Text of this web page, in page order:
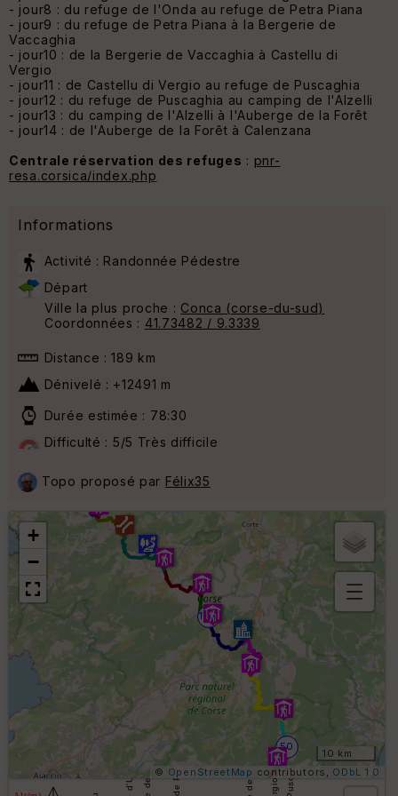
- jour8 : du refuge de l'Onda au refuge de Petra Piana
- jour9 : du refuge de Petra Piana à la Bergerie de
Vaccaghia
- jour10 : de la Bergerie de Vaccaghia à Castellu di
Vergio
- jour11 : de Castellu di Vergio au refuge de Puscaghia
- jour12 : du refuge de Puscaghia au camping de l'Alzelli
- jour13 : du camping de l'Alzelli à l'Auberge de la Forêt
- jour14 : de l'Auberge de la Forêt à Calenzana
Centrale réservation des refuges : pnr-
resa.corsica/index.php
Informations
Activité : Randonnée Pédestre
Départ
Ville la plus proche : Conca (corse-du-sud)
Coordonnées : 41.73482 / 9.3339
Distance : 189 km
Dénivelé : +12491 m
Durée estimée : 78:30
Difficulté : 5/5 Très difficile
Topo proposé par Félix35
50
100
150
+
−
B
s
ki
lo
ri
q
10 km
© OpenStreetMap contributors, ODbL 1.0